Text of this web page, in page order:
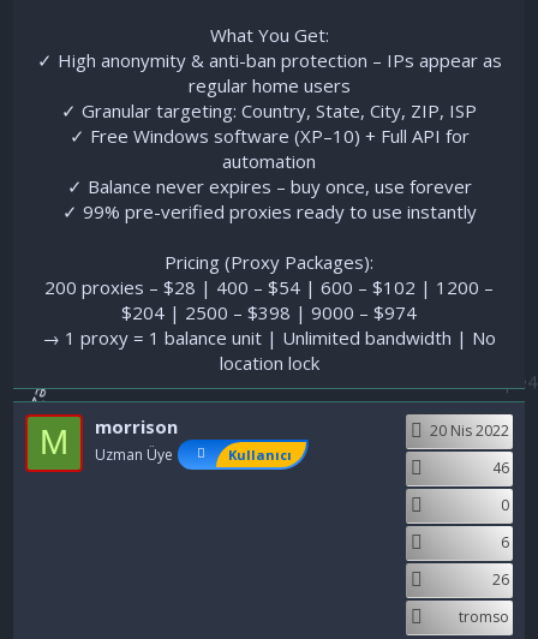
What You Get:
✓ High anonymity & anti-ban protection – IPs appear as
regular home users
✓ Granular targeting: Country, State, City, ZIP, ISP
✓ Free Windows software (XP–10) + Full API for
automation
✓ Balance never expires – buy once, use forever
✓ 99% pre-verified proxies ready to use instantly
Pricing (Proxy Packages):
200 proxies – $28 | 400 – $54 | 600 – $102 | 1200 –
$204 | 2500 – $398 | 9000 – $974
→ 1 proxy = 1 balance unit | Unlimited bandwidth | No
location lock​
M morrison
Uzman Üye Kullanıcı
20 Nis 2022
46
0
6
26
tromso